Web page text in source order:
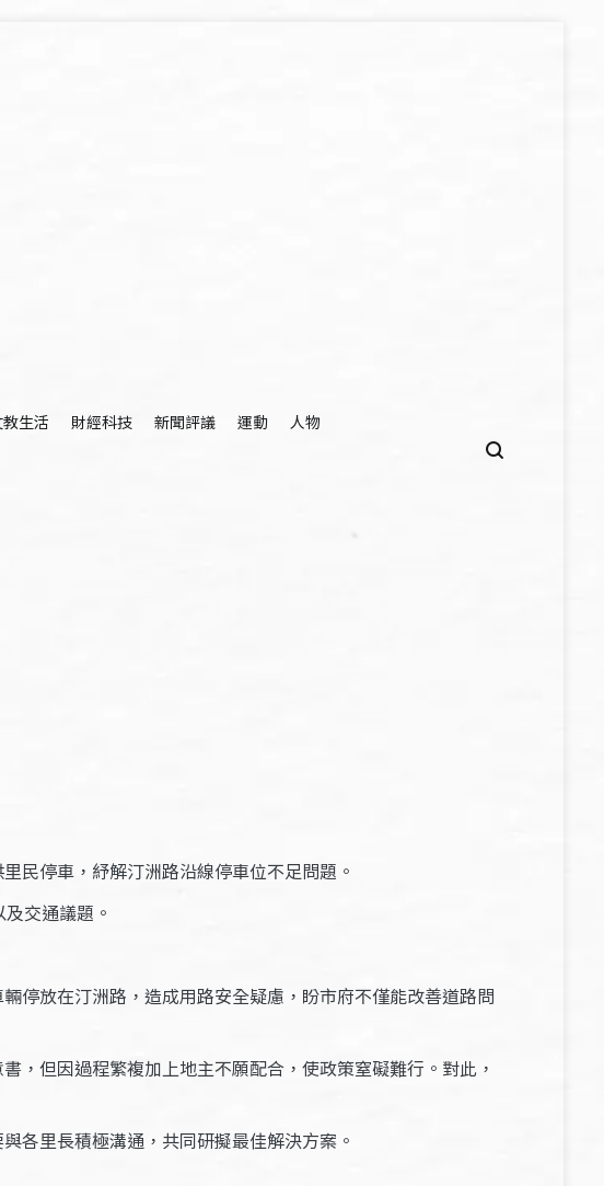
教生活 財經科技 新聞評議 運動 人物
民停車，紓解汀洲路沿線停車位不足問題。
交通議題。
停放在汀洲路，造成用路安全疑慮，盼市府不僅能改善道路問
，但因過程繁複加上地主不願配合，使政策窒礙難行。對此，
各里長積極溝通，共同研擬最佳解決方案。